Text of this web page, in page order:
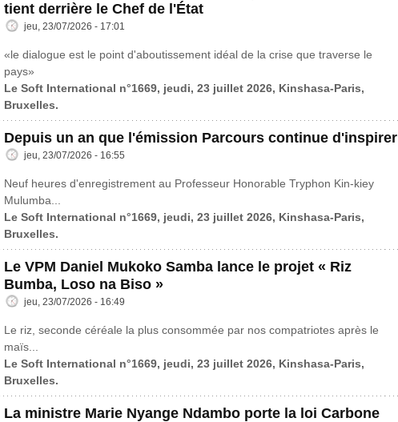
tient derrière le Chef de l'État
jeu, 23/07/2026 - 17:01
«le dialogue est le point d'aboutissement idéal de la crise que traverse le
pays»
Le Soft International n°1669, jeudi, 23 juillet 2026, Kinshasa-Paris,
Bruxelles.
Depuis un an que l'émission Parcours continue d'inspirer
jeu, 23/07/2026 - 16:55
Neuf heures d'enregistrement au Professeur Honorable Tryphon Kin-kiey
Mulumba...
Le Soft International n°1669, jeudi, 23 juillet 2026, Kinshasa-Paris,
Bruxelles.
Le VPM Daniel Mukoko Samba lance le projet « Riz
Bumba, Loso na Biso »
jeu, 23/07/2026 - 16:49
Le riz, seconde céréale la plus consommée par nos compatriotes après le
maïs...
Le Soft International n°1669, jeudi, 23 juillet 2026, Kinshasa-Paris,
Bruxelles.
La ministre Marie Nyange Ndambo porte la loi Carbone